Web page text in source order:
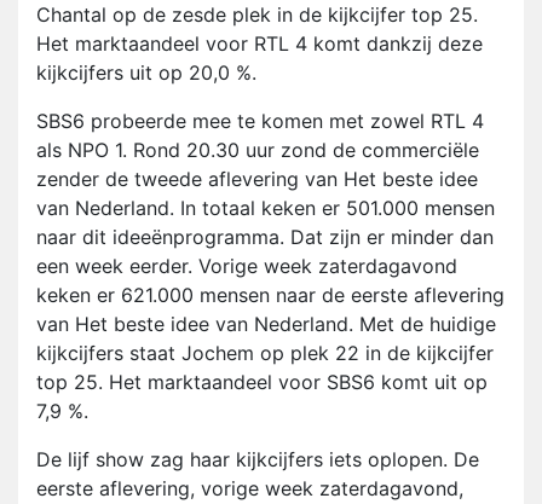
Chantal op de zesde plek in de kijkcijfer top 25.
Het marktaandeel voor RTL 4 komt dankzij deze
kijkcijfers uit op 20,0 %.
SBS6 probeerde mee te komen met zowel RTL 4
als NPO 1. Rond 20.30 uur zond de commerciële
zender de tweede aflevering van Het beste idee
van Nederland. In totaal keken er 501.000 mensen
naar dit ideeënprogramma. Dat zijn er minder dan
een week eerder. Vorige week zaterdagavond
keken er 621.000 mensen naar de eerste aflevering
van Het beste idee van Nederland. Met de huidige
kijkcijfers staat Jochem op plek 22 in de kijkcijfer
top 25. Het marktaandeel voor SBS6 komt uit op
7,9 %.
De lijf show zag haar kijkcijfers iets oplopen. De
eerste aflevering, vorige week zaterdagavond,